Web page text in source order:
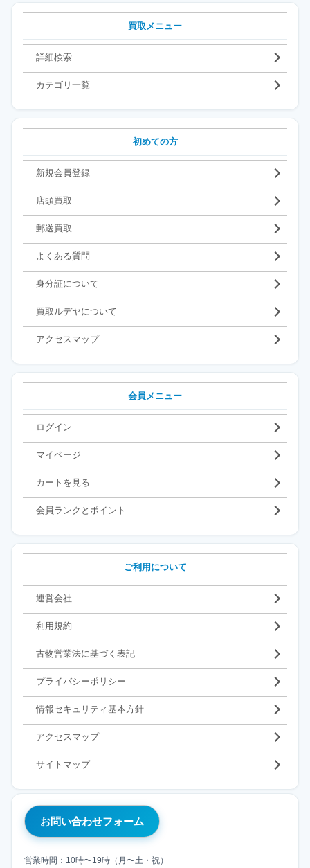
買取メニュー
詳細検索
カテゴリ一覧
初めての方
新規会員登録
店頭買取
郵送買取
よくある質問
身分証について
買取ルデヤについて
アクセスマップ
会員メニュー
ログイン
マイページ
カートを見る
会員ランクとポイント
ご利用について
運営会社
利用規約
古物営業法に基づく表記
プライバシーポリシー
情報セキュリティ基本方針
アクセスマップ
サイトマップ
お問い合わせフォーム
営業時間：10時〜19時（月〜土・祝）